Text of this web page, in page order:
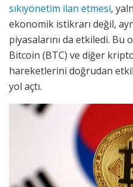
sıkıyönetim ilan etmesi,
ekonomik istikrarı değil,
piyasalarını da etkiledi. Bu
Bitcoin (BTC) ve diğer
hareketlerini doğrudan
yol açtı.